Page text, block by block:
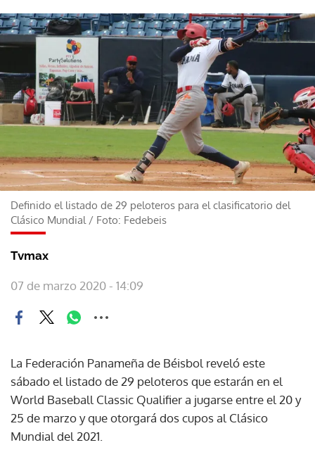
Definido el listado de 29 peloteros para el clasificatorio del
Clásico Mundial / Foto: Fedebeis
Tvmax
07 de marzo 2020 - 14:09
La Federación Panameña de Béisbol reveló este
sábado el listado de 29 peloteros que estarán en el
World Baseball Classic Qualifier a jugarse entre el 20 y
25 de marzo y que otorgará dos cupos al Clásico
Mundial del 2021.